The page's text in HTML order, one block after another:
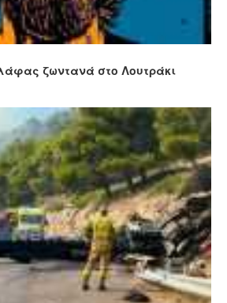
ζωντανά στο Λουτράκι